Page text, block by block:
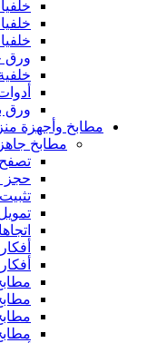
ورق
ورق
مطابخ وأجهزة
مطابخ
حجز
تثبيت